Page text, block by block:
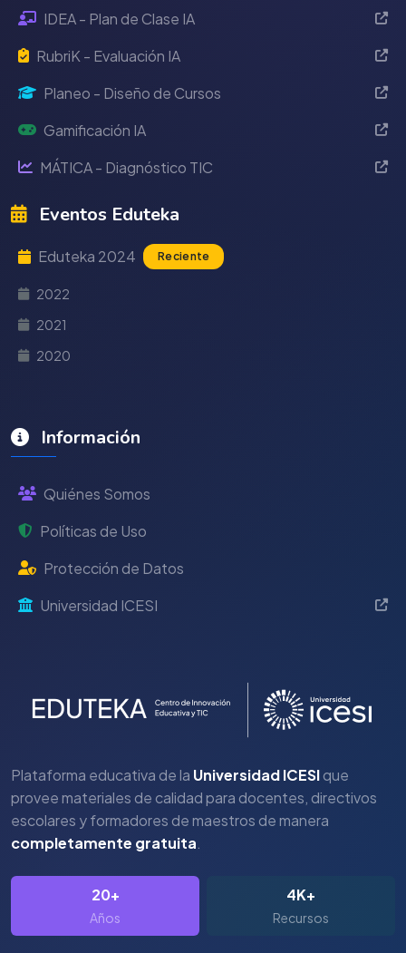
IDEA - Plan de Clase IA
RubriK - Evaluación IA
Planeo - Diseño de Cursos
Gamificación IA
MÁTICA - Diagnóstico TIC
Eventos Eduteka
Eduteka 2024 Reciente
2022
2021
2020
Información
Quiénes Somos
Políticas de Uso
Protección de Datos
Universidad ICESI
Plataforma educativa de la Universidad ICESIque
provee materiales de calidad para docentes, directivos
escolares y formadores de maestros de manera
completamente gratuita.
20+
Años
4K+
Recursos